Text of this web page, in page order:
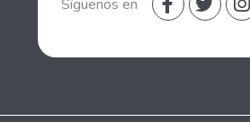
Síguenos en